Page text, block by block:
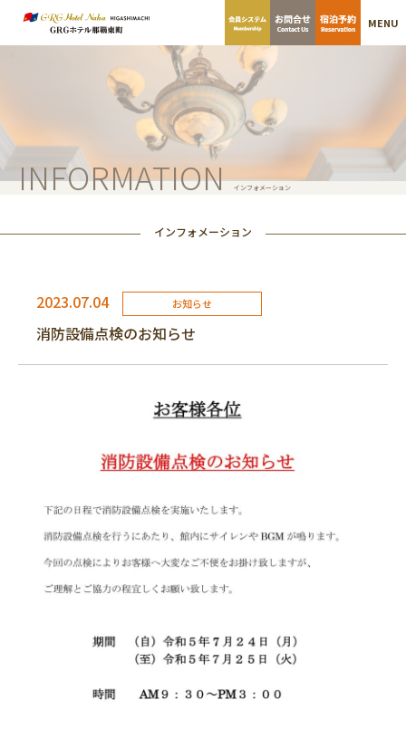
MENU
INFORMATION インフォメーション
インフォメーション
2023.07.04 お知らせ
消防設備点検のお知らせ